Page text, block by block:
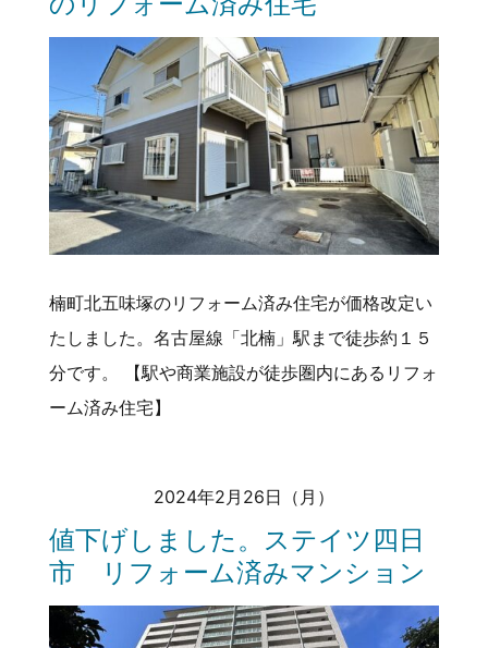
楠町北五味塚のリフォーム済み住宅が価格改定い
たしました。名古屋線「北楠」駅まで徒歩約１５
分です。 【駅や商業施設が徒歩圏内にあるリフォ
ーム済み住宅】
2024年2月26日（月）
値下げしました。ステイツ四日
市 リフォーム済みマンション